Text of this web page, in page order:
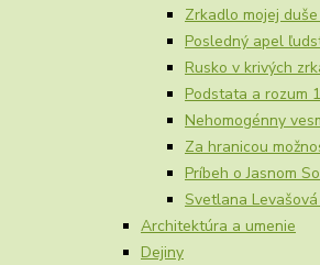
Zrkadlo mojej
Posledný apel
Rusko v krivých
Podstata a rozum
Nehomogénny
Za hranicou
Príbeh o Jasnom
Svetlana
Architektúra a umenie
Dejiny